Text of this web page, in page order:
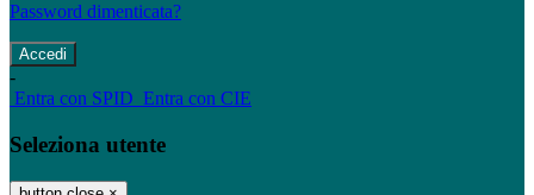
Password dimenticata?
-
Entra con SPID Entra con CIE
Seleziona utente